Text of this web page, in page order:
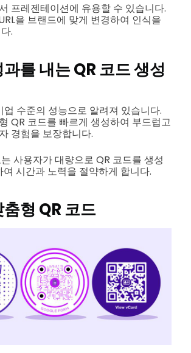
프레젠테이션에 유용할 수 있습니다.
을 브랜드에 맞게 변경하여 인식을
.
를 내는QR 코드 생성
업 수준의 성능으로 알려져 있습니다.
QR 코드를 빠르게 생성하여 부드럽고
경험을 보장합니다.
사용자가 대량으로 QR 코드를 생성
여 시간과 노력을 절약하게 합니다.
형 QR 코드